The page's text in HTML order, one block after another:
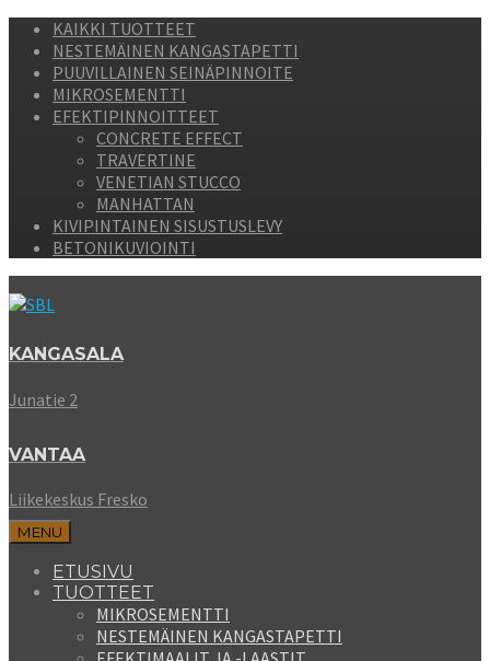
KAIKKI TUOTTEET
NESTEMÄINEN KANGASTAPETTI
PUUVILLAINEN SEINÄPINNOITE
MIKROSEMENTTI
EFEKTIPINNOITTEET
CONCRETE EFFECT
TRAVERTINE
VENETIAN STUCCO
MANHATTAN
KIVIPINTAINEN SISUSTUSLEVY
BETONIKUVIOINTI
KANGASALA
Junatie 2
VANTAA
Liikekeskus Fresko
MENU
ETUSIVU
TUOTTEET
MIKROSEMENTTI
NESTEMÄINEN KANGASTAPETTI